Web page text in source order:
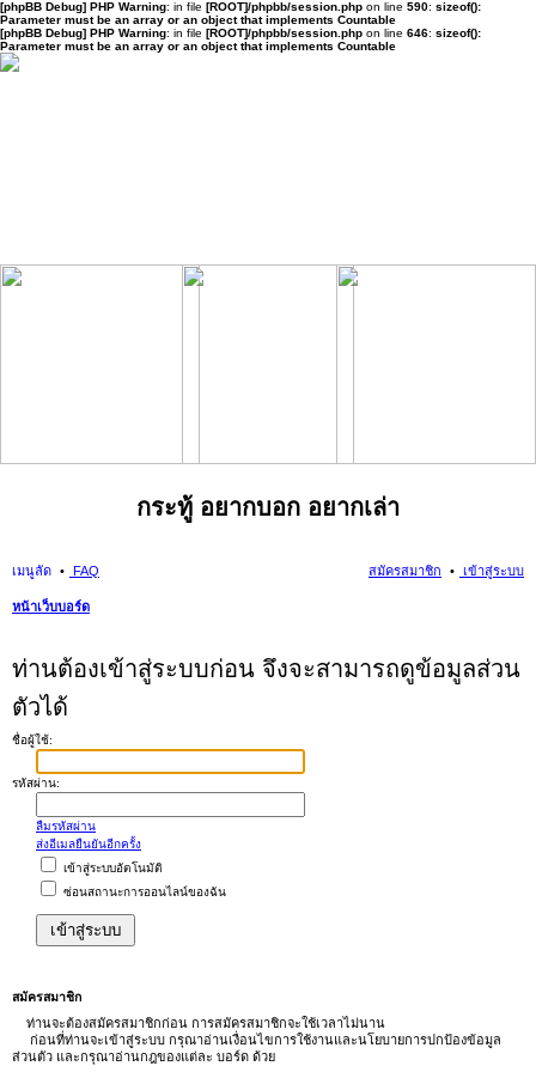
[phpBB Debug] PHP Warning: in file [ROOT]/phpbb/session.php on line 590: sizeof():
Parameter must be an array or an object that implements Countable
[phpBB Debug] PHP Warning: in file [ROOT]/phpbb/session.php on line 646: sizeof():
Parameter must be an array or an object that implements Countable
กระทู้ อยากบอก อยากเล่า
เมนูลัด FAQ เข้าสู่ระบบ
สมัครสมาชิก
หน้าเว็บบอร์ด
า
ท่านต้องเข้าสู่ระบบก่อน จึงจะสามารถดูข้อมูลส่วน
ตัวได้
ชื่อผู้ใช้:
รหัสผ่าน:
ลืมรหัสผ่าน
ส่งอีเมลยืนยันอีกครั้ง
เข้าสู่ระบบอัตโนมัติ
ซ่อนสถานะการออนไลน์ของฉัน
สมัครสมาชิก
ท่านจะต้องสมัครสมาชิกก่อน การสมัครสมาชิกจะใช้เวลาไม่นาน
ก่อนที่ท่านจะเข้าสู่ระบบ กรุณาอ่านเงื่อนไขการใช้งานและนโยบายการปกป้องข้อมูล
ส่วนตัว และกรุณาอ่านกฎของแต่ละ บอร์ด ด้วย